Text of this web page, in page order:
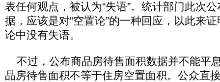
表任何观点，被认为“失语”。统计部门此次
据，应该是对“空置论”的一种回应，以此来
论中没有失语。
不过，公布商品房待售面积数据并不能平
品房待售面积不等于住房空置面积。公众直